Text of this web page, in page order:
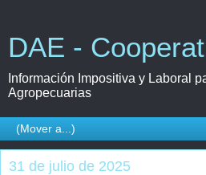
DAE -
Información Impositiva y Laboral
Agropecuarias
31 de julio de 2025